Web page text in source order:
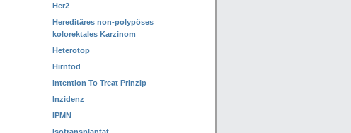
Her2
Hereditäres non-polypöses
kolorektales Karzinom
Heterotop
Hirntod
Intention To Treat Prinzip
Inzidenz
IPMN